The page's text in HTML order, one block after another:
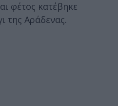
φέτος κατέβηκε
της Αράδενας.